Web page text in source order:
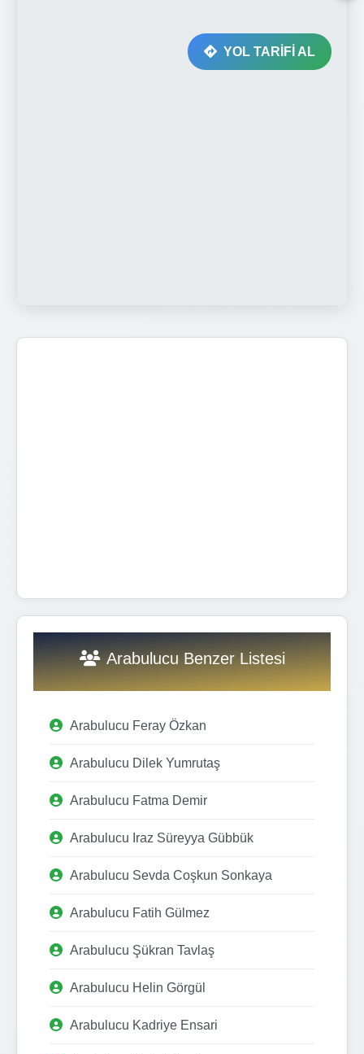
YOL TARİFİ AL
Arabulucu Benzer Listesi
Arabulucu Feray Özkan
Arabulucu Dilek Yumrutaş
Arabulucu Fatma Demir
Arabulucu Iraz Süreyya Gübbük
Arabulucu Sevda Coşkun Sonkaya
Arabulucu Fatih Gülmez
Arabulucu Şükran Tavlaş
Arabulucu Helin Görgül
Arabulucu Kadriye Ensari